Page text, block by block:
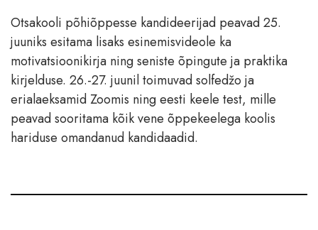
Otsakooli põhiõppesse kandideerijad peavad 25.
juuniks esitama lisaks esinemisvideole ka
motivatsioonikirja ning seniste õpingute ja praktika
kirjelduse. 26.-27. juunil toimuvad solfedžo ja
erialaeksamid Zoomis ning eesti keele test, mille
peavad sooritama kõik vene õppekeelega koolis
hariduse omandanud kandidaadid.